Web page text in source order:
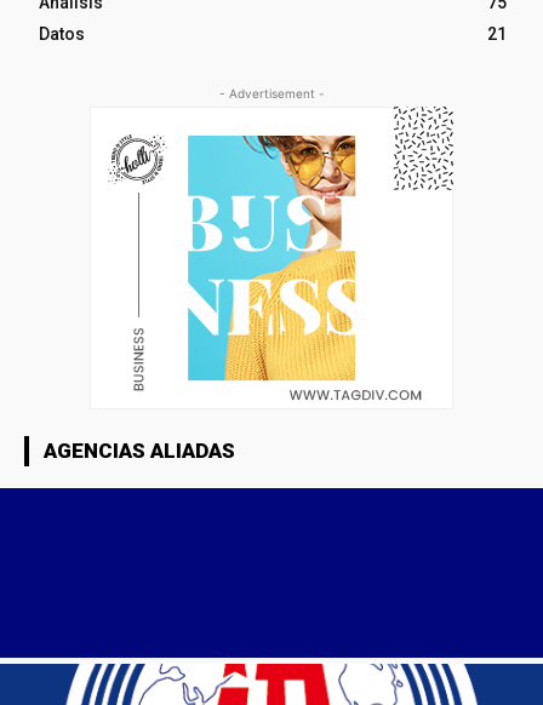
Datos
21
- Advertisement -
AGENCIAS ALIADAS